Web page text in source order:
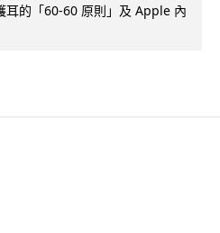
耳的「60-60 原則」及 Apple 內